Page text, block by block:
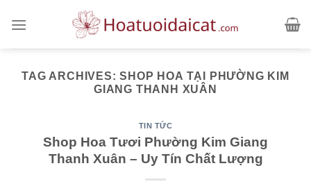
TAG ARCHIVES:SHOP HOA TẠI PHƯỜNG KIM
GIANG THANH XUÂN
TIN TỨC
Shop Hoa Tươi Phường Kim Giang
Thanh Xuân – Uy Tín Chất Lượng